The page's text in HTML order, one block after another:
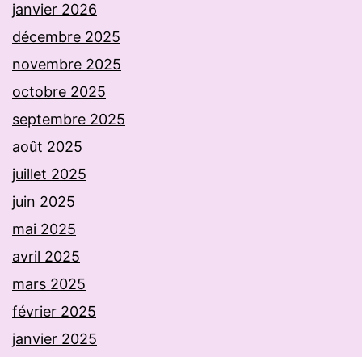
janvier 2026
décembre 2025
novembre 2025
octobre 2025
septembre 2025
août 2025
juillet 2025
juin 2025
mai 2025
avril 2025
mars 2025
février 2025
janvier 2025